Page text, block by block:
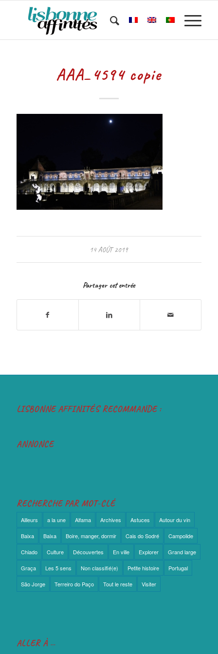
AAA_4594 copie
14 AOÛT 2019
Partager cet entrée
LISBONNE AFFINITÉS RECOMMANDE :
ANNONCE
RECHERCHE PAR MOT-CLÉ
Ailleurs a la une Alfama Archives Astuces Autour du vin
Baixa Baixa Boire, manger, dormir Cais do Sodré Campolide
Chiado Culture Découvertes En ville Explorer Grand large
Graça Les 5 sens Non classifié(e) Petite histoire Portugal
São Jorge Terreiro do Paço Tout le reste Visiter
ALLER À …